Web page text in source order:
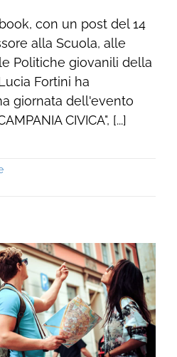
con un post del 14
alla Scuola, alle
Politiche giovanili della
Fortini ha
giornata dell'evento
CIVICA", [...]